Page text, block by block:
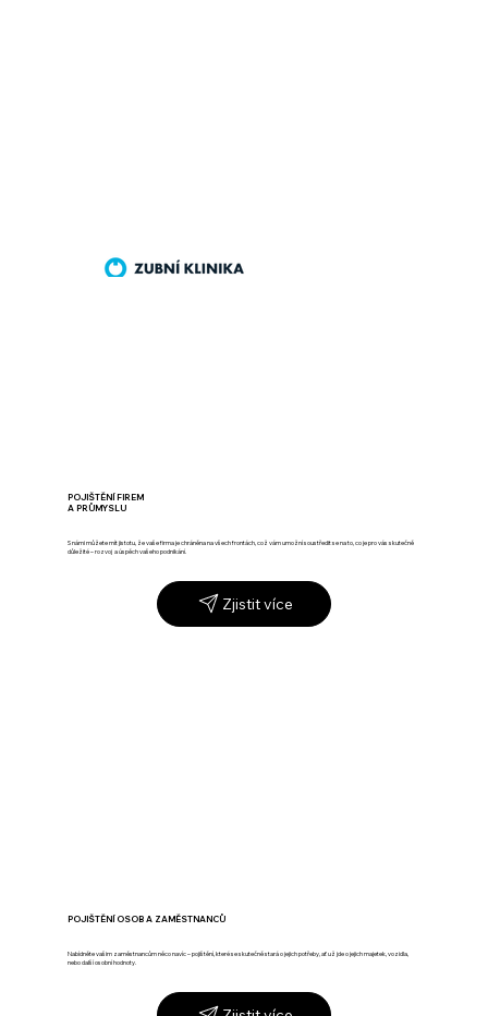
POJIŠTĚNÍ FIREM
A PRŮMYSLU
S námi můžete mít jistotu, že vaše firma je chráněna na všech frontách, což vám umožní soustředit se na to, co je pro vás skutečně
důležité – rozvoj a úspěch vašeho podnikání.
Zjistit více
POJIŠTĚNÍ OSOB A ZAMĚSTNANCŮ
Nabídněte vašim zaměstnancům něco navíc – pojištění, které se skutečně stará o jejich potřeby, ať už jde o jejich majetek, vozidla,
nebo další osobní hodnoty.